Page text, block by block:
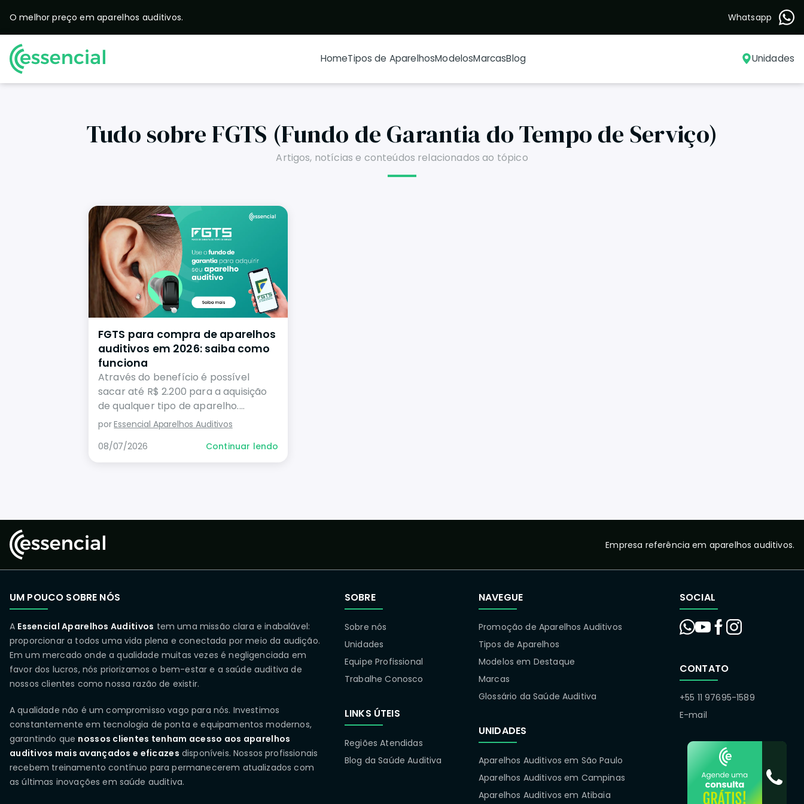
O melhor preço em aparelhos auditivos. Whatsapp
HomeTipos de AparelhosModelosMarcasBlog Unidades
Tudo sobre FGTS (Fundo de Garantia do Tempo de Serviço)
Artigos, notícias e conteúdos relacionados ao tópico
FGTS para compra de aparelhos
auditivos em 2026: saiba como
funciona
Através do benefício é possível
sacar até R$ 2.200 para a aquisição
de qualquer tipo de aparelho.
Entenda
porEssencial Aparelhos Auditivos
08/07/2026
Continuar lendo
Empresa referência em aparelhos auditivos.
UM POUCO SOBRE NÓS
A Essencial Aparelhos Auditivos tem uma missão clara e inabalável:
proporcionar a todos uma vida plena e conectada por meio da audição.
Em um mercado onde a qualidade muitas vezes é negligenciada em
favor dos lucros, nós priorizamos o bem-estar e a saúde auditiva de
nossos clientes como nossa razão de existir.
A qualidade não é um compromisso vago para nós. Investimos
constantemente em tecnologia de ponta e equipamentos modernos,
garantindo que nossos clientes tenham acesso aos aparelhos
auditivos mais avançados e eficazes disponíveis. Nossos profissionais
recebem treinamento contínuo para permanecerem atualizados com
as últimas inovações em saúde auditiva.
SOBRE
Sobre nós
Unidades
Equipe Profissional
Trabalhe Conosco
LINKS ÚTEIS
Regiões Atendidas
Blog da Saúde Auditiva
NAVEGUE
Promoção de Aparelhos Auditivos
Tipos de Aparelhos
Modelos em Destaque
Marcas
Glossário da Saúde Auditiva
UNIDADES
Aparelhos Auditivos em São Paulo
Aparelhos Auditivos em Campinas
Aparelhos Auditivos em Atibaia
SOCIAL
CONTATO
+55 11 97695-1589
E-mail